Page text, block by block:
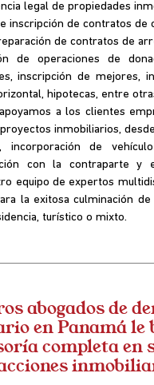
legal de propiedades
inscripción de contratos de
de contratos de
de operaciones de
inscripción de mejores,
hipotecas, entre
a los clientes
inmobiliarios,
incorporación de
con la contraparte
equipo de expertos
la exitosa culminación
turístico o mixto.
abogados de
en Panamá le
completa en